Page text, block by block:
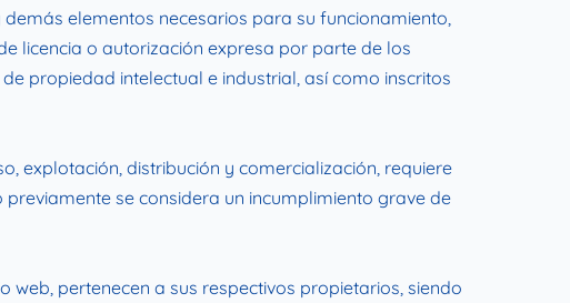
elementos necesarios para su funcionamiento,
licencia o autorización expresa por parte de los
propiedad intelectual e industrial, así como inscritos
explotación, distribución y comercialización, requiere
se considera un incumplimiento grave de
web, pertenecen a sus respectivos propietarios, siendo